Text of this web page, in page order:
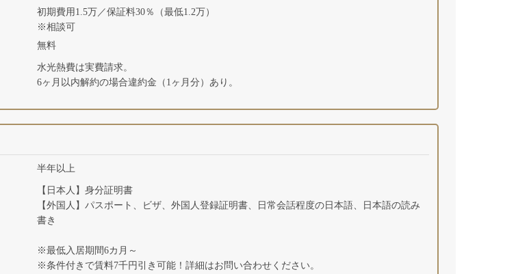
初期費用1.5万／保証料30％（最低1.2万）
※相談可
無料
水光熱費は実費請求。
6ヶ月以内解約の場合違約金（1ヶ月分）あり。
半年以上
【日本人】身分証明書
【外国人】パスポート、ビザ、外国人登録証明書、日常会話程度の日本語、日本語の読み
書き
※最低入居期間6カ月～
※条件付きで賃料7千円引き可能！詳細はお問い合わせください。